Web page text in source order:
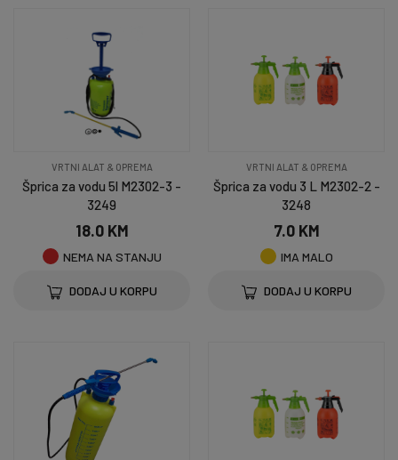
VRTNI ALAT & OPREMA
Šprica za vodu 5l M2302-3 -
3249
18.0 KM
NEMA NA STANJU
DODAJ U KORPU
VRTNI ALAT & OPREMA
Šprica za vodu 3 L M2302-2 -
3248
7.0 KM
IMA MALO
DODAJ U KORPU